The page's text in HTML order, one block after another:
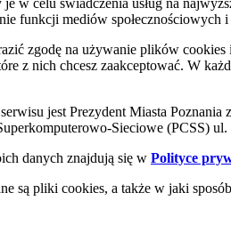
w celu świadczenia usług na
funkcji mediów społecznościowych
zgodę na używanie plików cookies
z nich chcesz zaakceptować. W
jest Prezydent Miasta
Sieciowe (PCSS)
danych znajdują się w Polityce
są pliki cookies, a także w jaki